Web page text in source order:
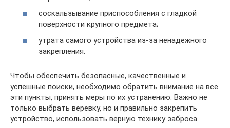
соскальзывание приспособления с гладкой
поверхности крупного предмета;
утрата самого устройства из-за ненадежного
закрепления.
Чтобы обеспечить безопасные, качественные и
успешные поиски, необходимо обратить внимание на все
эти пункты, принять меры по их устранению. Важно не
только выбрать веревку, но и правильно закрепить
устройство, использовать верную технику заброса.